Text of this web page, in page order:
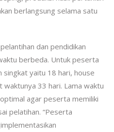
berlangsung selama satu
dan pendidikan
berbeda. Untuk peserta
singkat yaitu 18 hari, house
33 hari. Lama waktu
agar peserta memiliki
pelatihan. “Peserta